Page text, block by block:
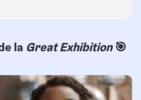
la Great Exhibition🎯